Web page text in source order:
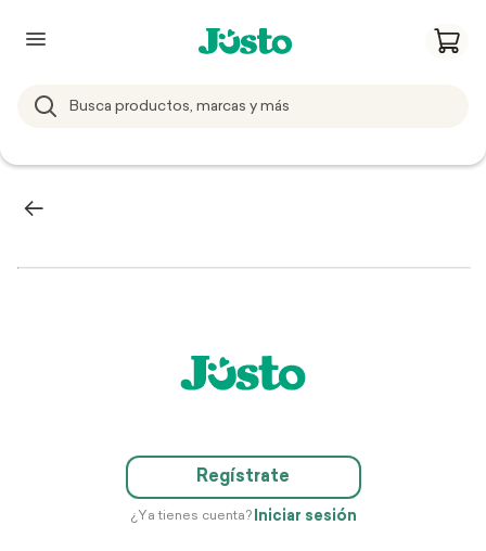
Regístrate
¿Ya tienes cuenta? Iniciar sesión